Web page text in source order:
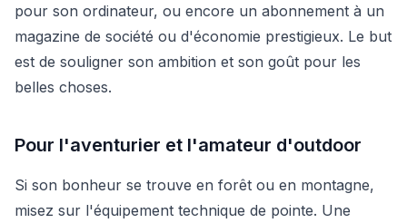
pour son ordinateur, ou encore un abonnement à un
magazine de société ou d'économie prestigieux. Le but
est de souligner son ambition et son goût pour les
belles choses.
Pour l'aventurier et l'amateur d'outdoor
Si son bonheur se trouve en forêt ou en montagne,
misez sur l'équipement technique de pointe. Une